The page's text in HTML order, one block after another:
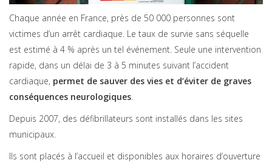
Chaque année en France, près de 50 000 personnes sont
victimes d’un arrêt cardiaque. Le taux de survie sans séquelle
est estimé à 4 % après un tel événement. Seule une intervention
rapide, dans un délai de 3 à 5 minutes suivant l’accident
cardiaque, permet de sauver des vies et d’éviter de graves
conséquences neurologiques
Depuis 2007, des défibrillateurs sont installés dans les sites
municipaux.
Ils sont placés à l’accueil et disponibles aux horaires d’ouverture